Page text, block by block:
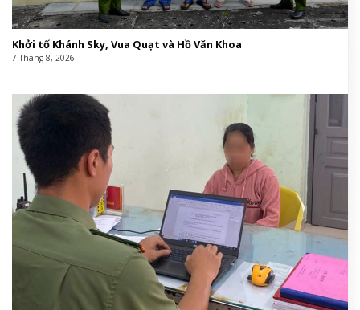
Khởi tố Khánh Sky, Vua Quạt và Hồ Văn Khoa
7 Tháng 8, 2026